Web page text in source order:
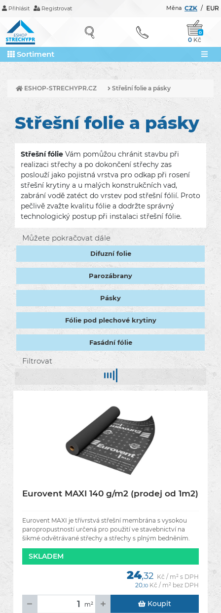
Přihlásit Registrovat CZK / EUR
Měna
0
0 Kč
Sortiment
ESHOP-STRECHYPR.CZ Střešní folie a pásky
Střešní folie a pásky
Střešní fólie Vám pomůžou chránit stavbu při
realizaci střechy a po dokončení střechy zas
poslouží jako pojistná vrstva pro odkap při rosení
střešní krytiny a u malých konstrukčních vad,
zabrání vodě zatéct do vrstev pod střešní fólií. Proto
pečlivě zvažte kvalitu fólie a dodržte správný
technologický postup při instalaci střešní fólie.
Můžete pokračovat dále
Difuzní folie
Parozábrany
Pásky
Fólie pod plechové krytiny
Fasádní fólie
Filtrovat
Eurovent MAXI 140 g/m2 (prodej od 1m2)
Eurovent MAXI je třívrstvá střešní membrána s vysokou
paropropustností určená pro použití ve stavebnictví na
šikmé odvětrávané střechy a střechy s plným bedněním.
Membrána má
SKLADEM
24,32 Kč / m² s DPH
20,10 Kč / m² bez DPH
m² Koupit